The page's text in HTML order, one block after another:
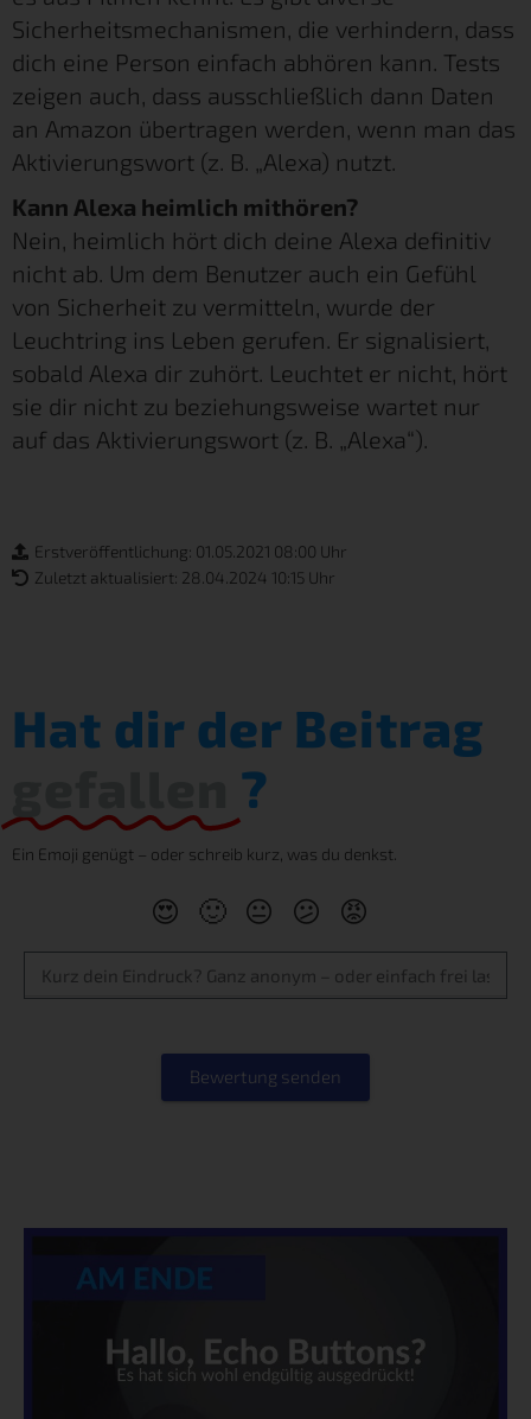
Sicherheitsmechanismen, die verhindern, dass
dich eine Person einfach abhören kann. Tests
zeigen auch, dass ausschließlich dann Daten
an Amazon übertragen werden, wenn man das
Aktivierungswort (z. B. „Alexa) nutzt.
Kann Alexa heimlich mithören?
Nein, heimlich hört dich deine Alexa definitiv
nicht ab. Um dem Benutzer auch ein Gefühl
von Sicherheit zu vermitteln, wurde der
Leuchtring ins Leben gerufen. Er signalisiert,
sobald Alexa dir zuhört. Leuchtet er nicht, hört
sie dir nicht zu beziehungsweise wartet nur
auf das Aktivierungswort (z. B. „Alexa“).
Erstveröffentlichung: 01.05.2021 08:00 Uhr
Zuletzt aktualisiert: 28.04.2024 10:15 Uhr
Hat dir der Beitrag
?
Ein Emoji genügt – oder schreib kurz, was du denkst.
😍 🙂 😐 😕 😡
Bewertung senden